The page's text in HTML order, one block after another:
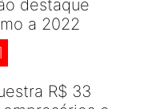
destaque
a 2022
R$ 33